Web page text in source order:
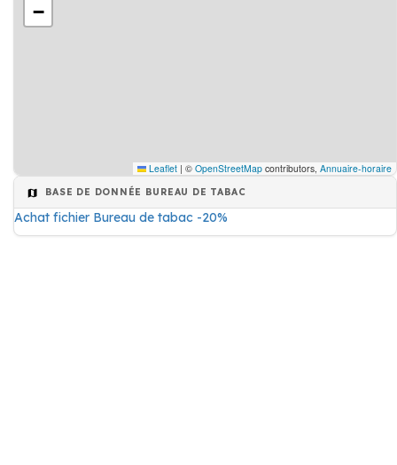
−
Leaflet | © OpenStreetMap contributors, Annuaire-horaire
BASE DE DONNÉE BUREAU DE TABAC
Achat fichier Bureau de tabac -20%